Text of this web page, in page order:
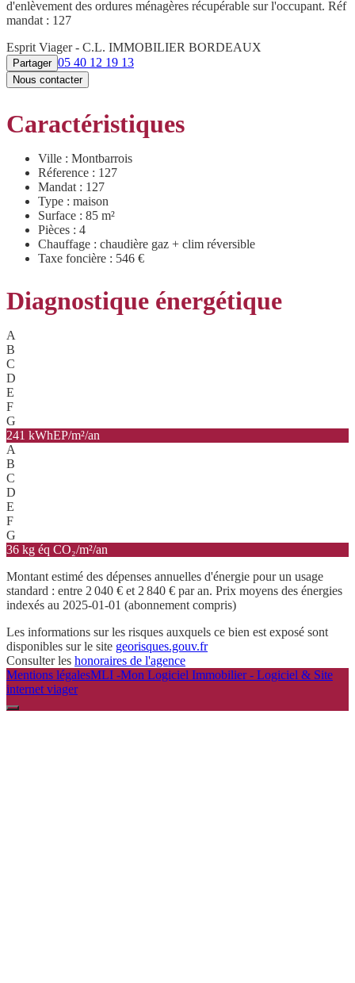
d'enlèvement des ordures ménagères récupérable sur l'occupant. Réf
mandat : 127
Esprit Viager - C.L. IMMOBILIER BORDEAUX
Partager 05 40 12 19 13
Nous contacter
Caractéristiques
Ville : Montbarrois
Réference : 127
Mandat : 127
Type : maison
Surface : 85 m²
Pièces : 4
Chauffage : chaudière gaz + clim réversible
Taxe foncière : 546 €
Diagnostique énergétique
A
B
C
D
E
F
G
241 kWhEP/m²/an
A
B
C
D
E
F
G
36 kg éq CO₂/m²/an
Montant estimé des dépenses annuelles d'énergie pour un usage
standard : entre 2 040 € et 2 840 € par an. Prix moyens des énergies
indexés au 2025-01-01 (abonnement compris)
Les informations sur les risques auxquels ce bien est exposé sont
disponibles sur le site georisques.gouv.fr
Consulter les honoraires de l'agence
Mentions légalesMLI -Mon Logiciel Immobilier - Logiciel & Site
internet viager